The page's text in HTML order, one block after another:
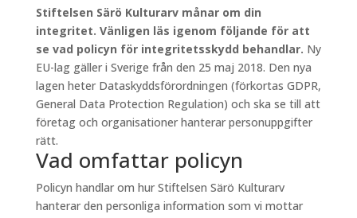
Stiftelsen Särö Kulturarv månar om din
integritet. Vänligen läs igenom följande för att
se vad policyn för integritetsskydd behandlar. Ny
EU-lag gäller i Sverige från den 25 maj 2018. Den nya
lagen heter Dataskyddsförordningen (förkortas GDPR,
General Data Protection Regulation) och ska se till att
företag och organisationer hanterar personuppgifter
rätt.
Vad omfattar policyn
Policyn handlar om hur Stiftelsen Särö Kulturarv
hanterar den personliga information som vi mottar